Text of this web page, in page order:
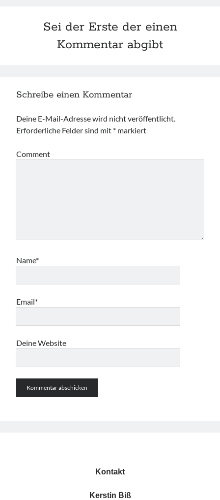
HörMuschel-DGS Treff | Begegnung in
Deutscher Gebärdensprache
Uhr bis15:30Uhr,Kerstin Biß – Räume für mehr… |
Ganzheitliche Wegbegleitung & Coaching, Oedenberger Str.
Sonntag, 23 August 2026
Ankerzeit – Aufbruch & neue Klarheit
Suchen
Sei der Erste der einen
Kommentar abgibt
Schreibe einen Kommentar
Deine E-Mail-Adresse wird nicht veröffentlicht.
Erforderliche Felder sind mit * markiert
Comment
Name*
Email*
Deine Website
Kontakt
Kerstin Biß